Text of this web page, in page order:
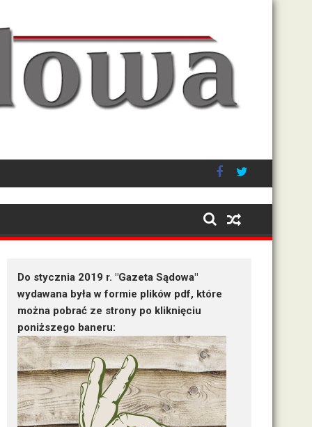
Po
Do stycznia 2019 r. "Gazeta Sądowa"
wydawana była w formie plików pdf, które
można pobrać ze strony po kliknięciu
poniższego baneru: